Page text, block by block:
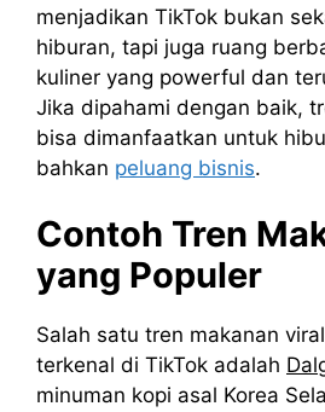
menjadikan TikTok bukan
hiburan, tapi juga ruang
kuliner yang powerful dan
Jika dipahami dengan baik,
bisa dimanfaatkan untuk
bahkan peluang bisnis.
Contoh Tren
yang Populer
Salah satu tren makanan
terkenal di TikTok adalah
minuman kopi asal Korea